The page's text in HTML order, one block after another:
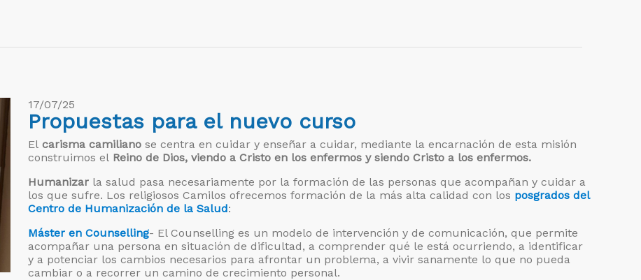
17/07/25
Propuestas para el nuevo curso
El carisma camiliano se centra en cuidar y enseñar a cuidar, mediante la encarnación de esta misión
construimos el Reino de Dios, viendo a Cristo en los enfermos y siendo Cristo a los enfermos.
Humanizar la salud pasa necesariamente por la formación de las personas que acompañan y cuidar a
los que sufre. Los religiosos Camilos ofrecemos formación de la más alta calidad con los posgrados del
Centro de Humanización de la Salud:
Máster en Counselling- El Counselling es un modelo de intervención y de comunicación, que permite
acompañar una persona en situación de dificultad, a comprender qué le está ocurriendo, a identificar
y a potenciar los cambios necesarios para afrontar un problema, a vivir sanamente lo que no pueda
cambiar o a recorrer un camino de crecimiento personal.